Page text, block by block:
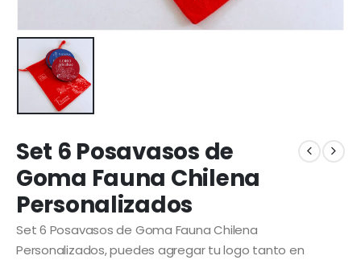
Set 6 Posavasos de
Goma Fauna Chilena
Personalizados
Set 6 Posavasos de Goma Fauna Chilena
Personalizados, puedes agregar tu logo tanto en